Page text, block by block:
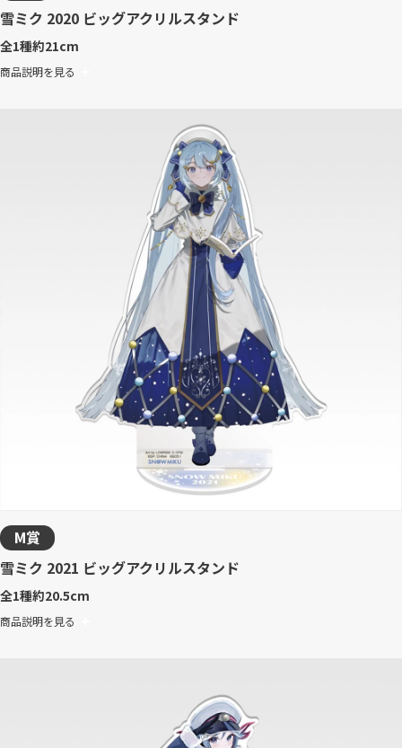
雪ミク 2020 ビッグアクリルスタンド
全1種約21cm
商品説明を見る
M賞
雪ミク 2021 ビッグアクリルスタンド
全1種約20.5cm
商品説明を見る